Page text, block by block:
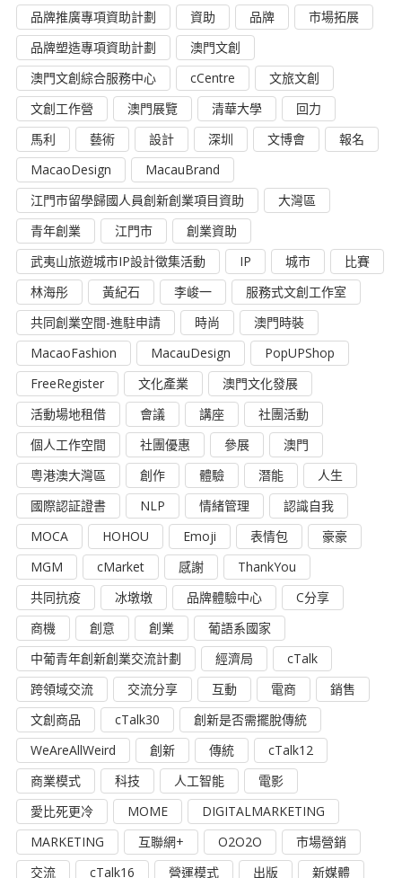
品牌推廣專項資助計劃 資助 品牌
市場拓展
品牌塑造專項資助計劃
澳門文創
澳門文創綜合服務中心
cCentre
文旅文創
文創工作營
澳門展覽 清華大學
回力
馬利
藝術 設計 深圳 文博會
報名
MacaoDesign
MacauBrand
江門市留學歸國人員創新創業項目資助
大灣區
青年創業
江門市
創業資助
武夷山旅遊城市IP設計徵集活動
IP 城市
比賽
林海彤
黃紀石 李峻一
服務式文創工作室
共同創業空間-進駐申請
時尚
澳門時裝
MacaoFashion
MacauDesign
PopUPShop
FreeRegister
文化產業
澳門文化發展
活動場地租借
會議 講座
社團活動
個人工作空間
社團優惠 參展
澳門
粵港澳大灣區
創作 體驗 潛能
人生
國際認証證書
NLP 情緒管理
認識自我
MOCA
HOHOU Emoji 表情包
豪豪
MGM
cMarket 感謝
ThankYou
共同抗疫
冰墩墩 品牌體驗中心
C分享
商機
創意 創業
葡語系國家
中葡青年創新創業交流計劃
經濟局
cTalk
跨領域交流
交流分享 互動 電商
銷售
文創商品
cTalk30
創新是否需擺脫傳統
WeAreAllWeird
創新 傳統
cTalk12
商業模式
科技 人工智能
電影
愛比死更冷
MOME
DIGITALMARKETING
MARKETING
互聯網+ O2O2O
市場營銷
交流
cTalk16 營運模式 出版
新媒體